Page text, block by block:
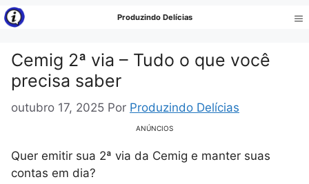
Pular
para
conteúdo
Produzindo Delícias
Cemig 2ª via – Tudo o que você
precisa saber
outubro 17, 2025 Por Produzindo Delícias
ANÚNCIOS
Quer emitir sua 2ª via da Cemig e manter suas
contas em dia?